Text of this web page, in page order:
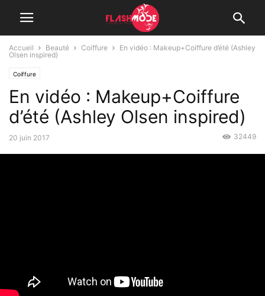
Accueil Beauté Coiffure
En vidéo : Makeup+Coiffure d’été (Ashley
Olsen inspired)
Coiffure
En vidéo : Makeup+Coiffure
d’été (Ashley Olsen inspired)
20 juin 2017 32449